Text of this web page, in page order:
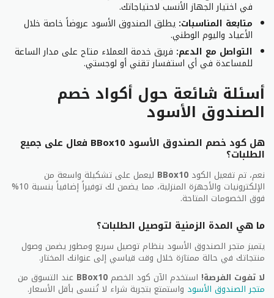
يخالف العطل تعليمات الاستخدام المرفق مع بالجهاز.
معلومات التواصل مع خدم دعم العملاء الصندوق
الأسود
Black Box مستعد لمساعدتك. يُرجى الاختيار من الخيارات
التالية للحصول على معلومات حول طلبك ومعلومات المنتج
ومواقع المتجر يمكنك أيضًا العثور على إجابات للأسئلة
الشائعة بالنقر على الروابط أدناه.
رقم التواصل مع الصندوق الأسود 920003222
الخطوط مفتوحة
السبت – الخميس
10 صباحًا – 7 مساءً
يمكنك أيضًا مراسلتهم عبر البريد الإلكتروني من خلال النقر
فوق “اتصل بنا” في أسفل الصفحة على موقعهم
الإلكتروني.
مواقع التواصل الإجتماعي لمتجر الصندوق الأسود
فيسبوك:https://www.facebook.com/blackboxsa
إنستقرام: https://www.instagram.com/Blackboxsa
/
في اختيار الجهاز الأنسب لاحتياجاتك.
متابعة المناسبات: يطلق الصندوق الأسود عروضاً خاصة خلال
الأعياد واليوم الوطني.
التواصل مع الدعم: فريق خدمة العملاء متاح على مدار الساعة
للمساعدة في أي استفسار تقني أو لوجستي.
أسئلة شائعة حول أكواد خصم
الصندوق الأسود
هل كود خصم الصندوق الأسود BBox10 فعال على جميع
الطلبات؟
نعم، تم تفعيل الكود BBox10 ليعمل على تشكيلة واسعة من
الإلكترونيات والأجهزة المنزلية، مما يضمن لك توفيراً إضافياً بنسبة 10%
فوق الخصومات المتاحة.
ما هي المدة الزمنية لتوصيل الطلبات؟
يتميز متجر الصندوق الأسود بنظام توصيل سريع ومطور يضمن وصول
منتجاتك في حالة ممتازة خلال وقت قياسي إلى عنوانك المختار.
لا تفوت الفرصة! استخدم الآن كود الخصم BBox10 عند التسوق من
متجر الصندوق الأسود واستمتع بتجربة شراء لا تُنسى بأقل الأسعار.